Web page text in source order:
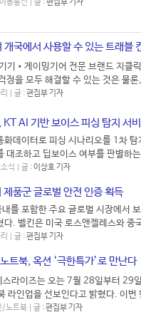
동통신 | 글 :편집부 기자
국에서 사용할 수 있는 트래블
기•게이밍기어 전문 브랜드 지클
정을 모두 해결할 수 있는 것은 물
| 글 :편집부 기자
KT AI 기반 보이스 피싱 탐지 서
화데이터로 피싱 시나리오를 1차
대조하고 딥보이스 여부를 판별하
식 | 글 :이상호 기자
제품군 글로벌 안전 인증 획득
를 포함한 주요 글로벌 시장에서
다. 벨킨은 미국 로스앤젤레스와
| 글 :편집부 기자
트북, 옥션 ‘극한특가’로 만난다
스라이즈는 오는 7월 28일부터 29
라인업을 선보인다고 밝혔다. 이
노트북 | 글 :편집부 기자